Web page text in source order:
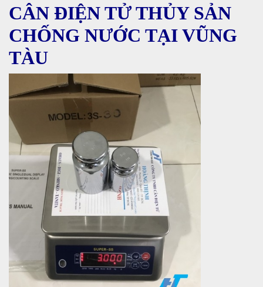
CÂN ĐIỆN TỬ THỦY SẢN
CHỐNG NƯỚC TẠI VŨNG
TÀU